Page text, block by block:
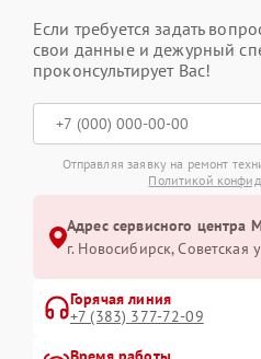
Если требуется задать
свои данные и дежурный
проконсультирует Вас!
Отправляя заявку на ремонт
Политикой
Адрес сервисного центра
г. Новосибирск, Советская
Горячая линия
+7 (383) 377-72-09